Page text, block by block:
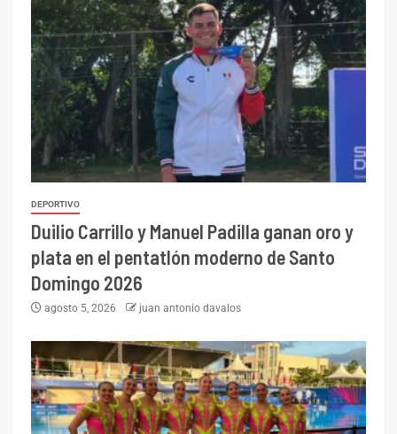
DEPORTIVO
Duilio Carrillo y Manuel Padilla ganan oro y
plata en el pentatlón moderno de Santo
Domingo 2026
agosto 5, 2026 juan antonio davalos